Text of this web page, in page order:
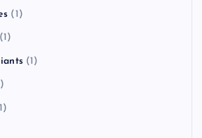
(1)
(1)
(1)